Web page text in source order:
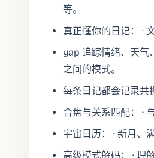
等。
真正懂你的日记： ·
yap 追踪情绪、天气
之间的模式。
每条日记都会记录共
合盘与关系匹配： ·
宇宙日历： · 新月、
高级模式解码： · 理